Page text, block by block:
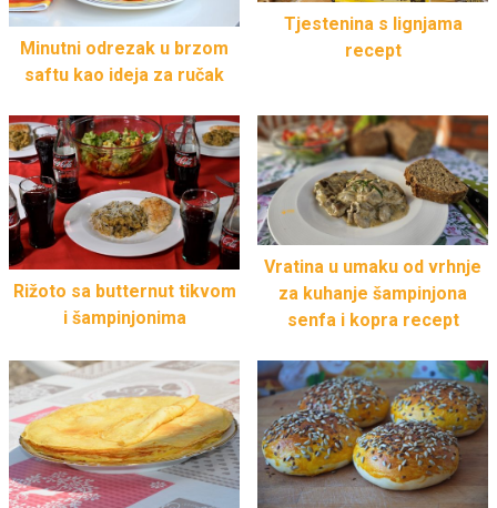
Minutni odrezak u brzom
saftu kao ideja za ručak
Tjestenina s lignjama
recept
Rižoto sa butternut tikvom
i šampinjonima
Vratina u umaku od vrhnje
za kuhanje šampinjona
senfa i kopra recept